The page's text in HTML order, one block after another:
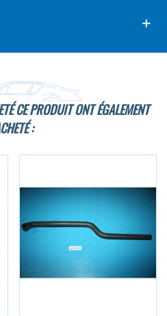
CE PRODUIT ONT ÉGALEMENT
: